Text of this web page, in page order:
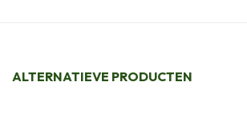
ALTERNATIEVE PRODUCTEN